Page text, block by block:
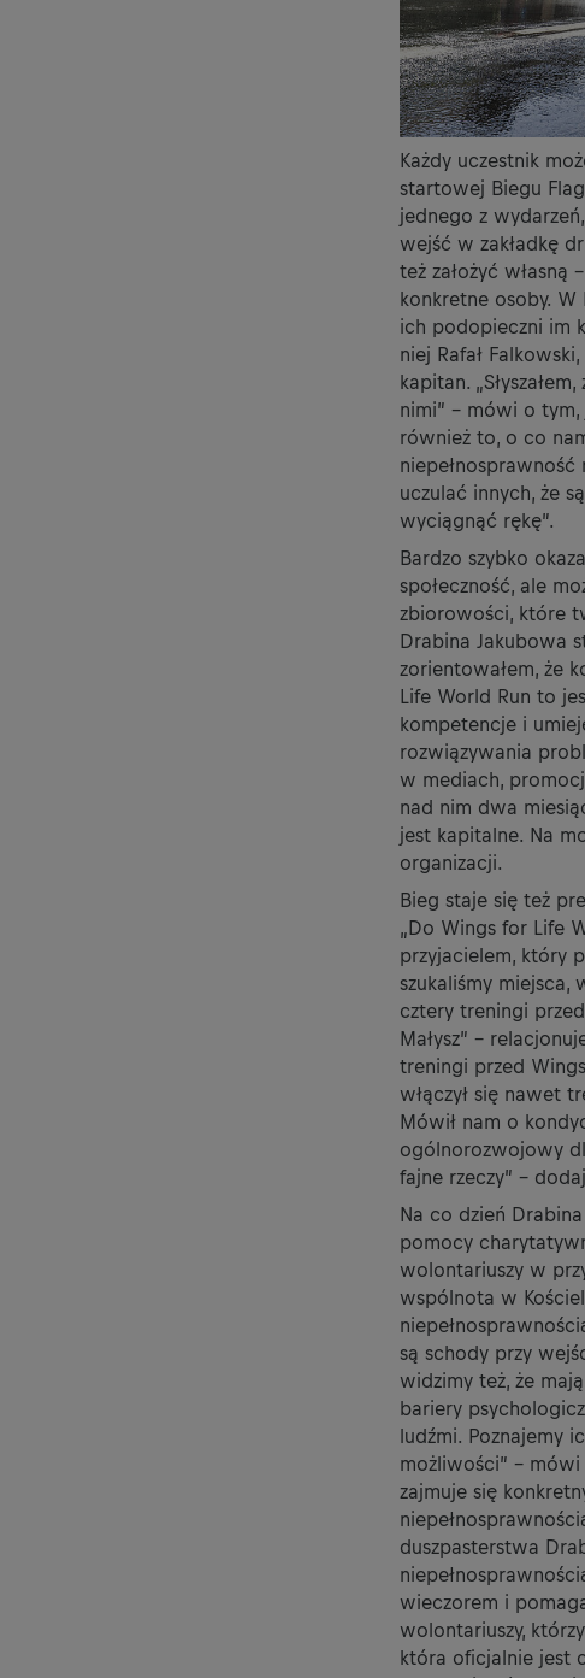
Każdy uczestnik
startowej Biegu
jednego z
wejść w zakładkę
też założyć
konkretne osoby.
ich podopieczni im
niej Rafał
kapitan.
nimi” – mówi o tym,
również to, o co
uczulać innych, że
wyciągnąć rękę”.
Bardzo szybko
społeczność, ale
zbiorowości, które
Drabina Jakubowa
zorientowałem, że
Life World Run to
kompetencje i
rozwiązywania
w mediach,
nad nim dwa
jest kapitalne. Na
organizacji.
Bieg staje się też
„Do Wings for Life
przyjacielem, który
szukaliśmy
cztery treningi
Małysz” –
treningi przed
włączył się nawet
Mówił nam o
ogólnorozwojowy
fajne rzeczy” –
Na co dzień
pomocy
wolontariuszy w
wspólnota w
są schody przy
widzimy też, że
bariery
ludźmi. Poznajemy
możliwości” – mówi
zajmuje się
duszpasterstwa
wieczorem i
wolontariuszy,
która oficjalnie jest